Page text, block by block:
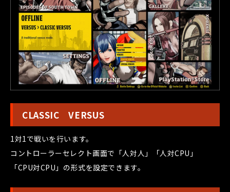
CLASSIC VERSUS
1対1で戦いを行います。
コントローラーセレクト画面で「人対人」「人対CPU」
「CPU対CPU」の形式を設定できます。